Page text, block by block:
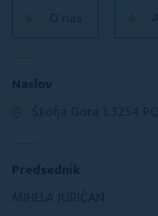
O nas
Naslov
Predsednik